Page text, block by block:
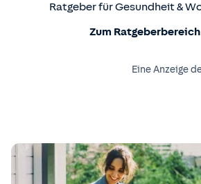
Ratgeber für Gesundheit &
Zum Ratgeberbereich
Eine Anzeige